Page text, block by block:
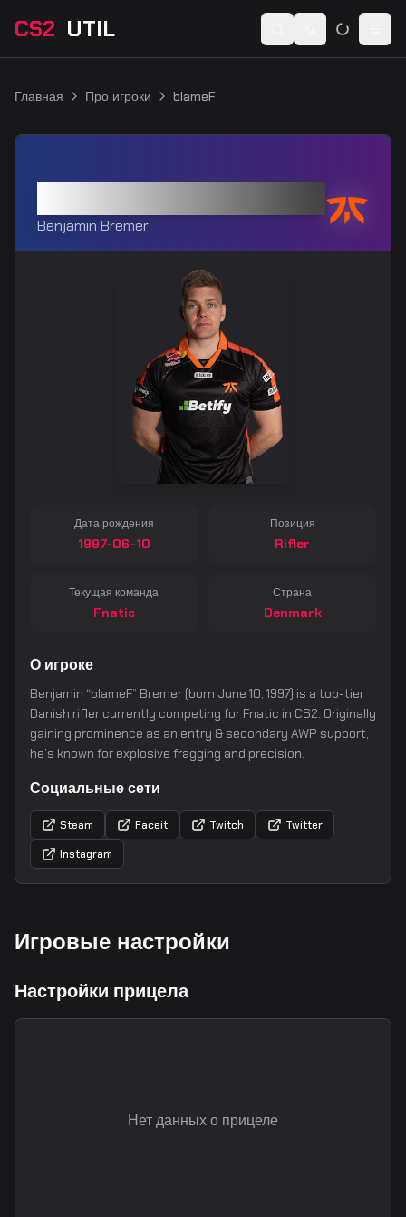
CS2 UTIL Switch language
Главная Про игроки blameF
Benjamin Bremer
Дата рождения
1997-06-10
Позиция
Rifler
Текущая команда
Fnatic
Страна
Denmark
О игроке
Benjamin “blameF” Bremer (born June 10, 1997) is a top-tier
Danish rifler currently competing for Fnatic in CS2. Originally
gaining prominence as an entry & secondary AWP support,
he’s known for explosive fragging and precision.
Социальные сети
Steam Faceit Twitch
Twitter
Instagram
Игровые настройки
Настройки прицела
Нет данных о прицеле